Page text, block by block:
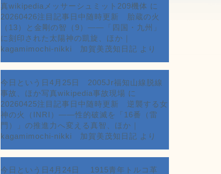
真wikipediaメッサーシュミット209機体 に
20260426注目記事日中随時更新 胎蔵の火
（13）と金剛の智（9）――「四国・九州」
に刻印された太陽神の凱旋、ほか｜
kagamimochi-nikki 加賀美茂知日記 より
今日という日4月25日 2005Jr福知山線脱線
事故、ほか写真wikipedia事故現場 に
20260425注目記事日中随時更新 逆襲する女
神の火（INRI）――性的破滅を「16番（雷
門）」の推進力へ変える真智、ほか｜
kagamimochi-nikki 加賀美茂知日記 より
今日という日4月24日 1915青年トルコ革